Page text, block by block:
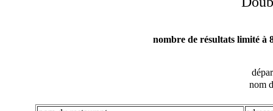
nombre de résultats limité à
nom